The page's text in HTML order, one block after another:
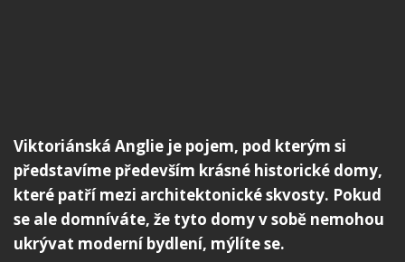
Viktoriánská Anglie je pojem, pod kterým si
představíme především krásné historické domy,
které patří mezi architektonické skvosty. Pokud
se ale domníváte, že tyto domy v sobě nemohou
ukrývat moderní bydlení, mýlíte se.